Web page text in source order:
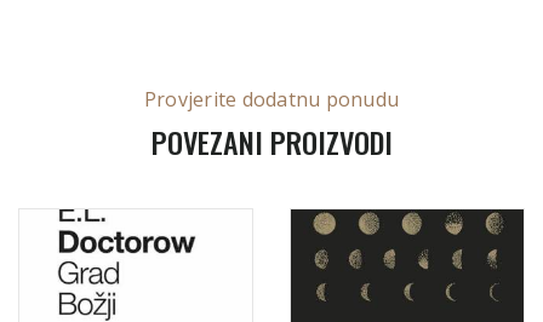
Provjerite dodatnu ponudu
POVEZANI PROIZVODI